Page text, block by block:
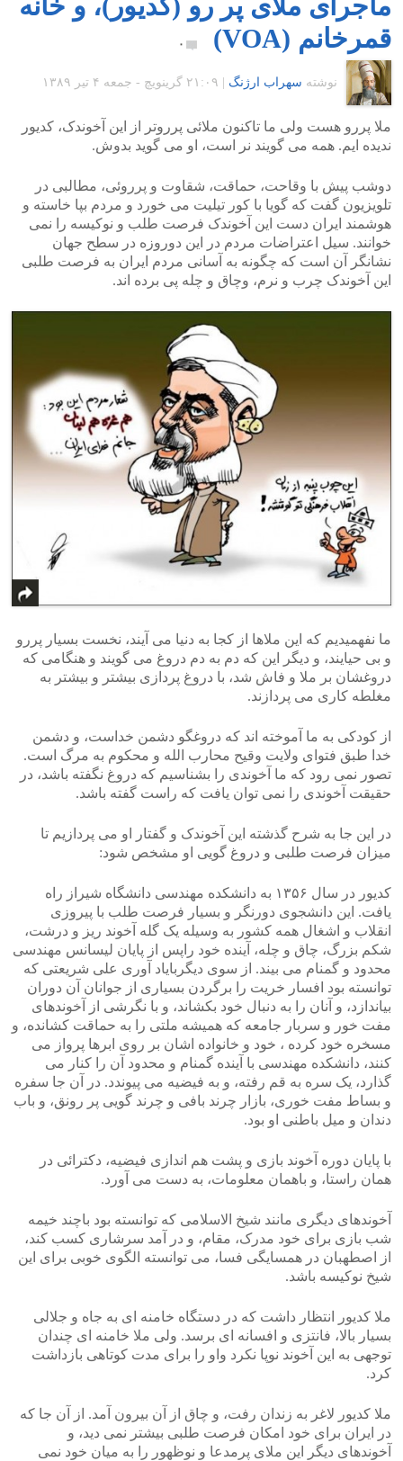
قمرخانم (VOA)
۰
نوشته سهراب ارژنگ ۲۱:۰۹ گرينويچ - جمعه ۴ تیر ۱۳۸۹
ملا پررو هست ولی ما تاکنون ملائی پرروتر از این آخوندک، کدیور
ندیده ایم. همه می گویند نر است، او می گوید بدوش.
دوشب پیش با وقاحت، حماقت، شقاوت و پرروئی، مطالبی در
تلویزیون گفت که گویا با کور تیلیت می خورد و مردم بپا خاسته و
هوشمند ایران دست این آخوندک فرصت طلب و نوکیسه را نمی
خوانند. سیل اعتراضات مردم در این دوروزه در سطح جهان
نشانگر آن است که چگونه به آسانی مردم ایران به فرصت طلبی
این آخوندک چرب و نرم، وچاق و چله پی برده اند.
ما نفهمیدیم که این ملاها از کجا به دنیا می آیند، نخست بسیار پررو
و بی حیایند، و دیگر این که دم به دم دروغ می گویند و هنگامی که
دروغشان بر ملا و فاش شد، با دروغ پردازی بیشتر و بیشتر به
مغلطه کاری می پردازند.
از کودکی به ما آموخته اند که دروغگو دشمن خداست، و دشمن
خدا طبق فتوای ولایت وقیح محارب الله و محکوم به مرگ است.
تصور نمی رود که ما آخوندی را بشناسیم که دروغ نگفته باشد، در
حقیقت آخوندی را نمی توان یافت که راست گفته باشد.
در این جا به شرح گذشته این آخوندک و گفتار او می پردازیم تا
میزان فرصت طلبی و دروغ گویی او مشخص شود:
کدیور در سال ۱۳۵۶ به دانشکده مهندسی دانشگاه شیراز راه
یافت. این دانشجوی دورنگر و بسیار فرصت طلب با پیروزی
انقلاب و اشغال همه کشور به وسیله یک گله آخوند ریز و درشت،
شکم بزرگ، چاق و چله، آینده خود راپس از پایان لیسانس مهندسی
محدود و گمنام می بیند. از سوی دیگربایاد آوری علی شریعتی که
توانسته بود افسار خریت را برگردن بسیاری از جوانان آن دوران
بیاندازد، و آنان را به دنبال خود بکشاند، و با نگرشی از آخوندهای
مفت خور و سربار جامعه که همیشه ملتی را به حماقت کشانده، و
مسخره خود کرده ، خود و خانواده اشان بر روی ابرها پرواز می
کنند، دانشکده مهندسی با آینده گمنام و محدود آن را کنار می
گذارد، یک سره به قم رفته، و به فیضیه می پیوندد. در آن جا سفره
و بساط مفت خوری، بازار چرند بافی و چرند گویی پر رونق، و باب
دندان و میل باطنی او بود.
با پایان دوره آخوند بازی و پشت هم اندازی فیضیه، دکترائی در
همان راستا، و باهمان معلومات، به دست می آورد.
آخوندهای دیگری مانند شیخ الاسلامی که توانسته بود باچند خیمه
شب بازی برای خود مدرک، مقام، و در آمد سرشاری کسب کند،
از اصطهبان در همسایگی فسا، می توانسته الگوی خوبی برای این
شیخ نوکیسه باشد.
ملا کدیور انتظار داشت که در دستگاه خامنه ای به جاه و جلالی
بسیار بالا، فانتزی و افسانه ای برسد. ولی ملا خامنه ای چندان
توجهی به این آخوند نوپا نکرد واو را برای مدت کوتاهی بازداشت
کرد.
ملا کدیور لاغر به زندان رفت، و چاق از آن بیرون آمد. از آن جا که
در ایران برای خود امکان فرصت طلبی بیشتر نمی دید، و
آخوندهای دیگر این ملای پرمدعا و نوظهور را به میان خود نمی